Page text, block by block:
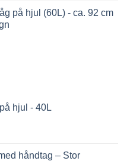
på hjul (60L) - ca. 92 cm
hjul - 40L
håndtag – Stor